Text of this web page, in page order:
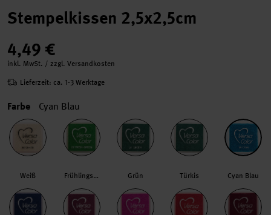
Stempelkissen 2,5x2,5cm
4,49 €
inkl. MwSt. / zzgl. Versandkosten
Lieferzeit: ca. 1-3 Werktage
Farbe Cyan Blau
Weiß Frühlingsgrün Grün Türkis Cyan Blau